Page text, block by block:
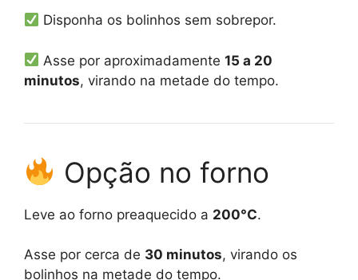
Disponha os bolinhos sem sobrepor.
Asse por aproximadamente15 a 20
minutos, virando na metade do tempo.
Opção no forno
Leve ao forno preaquecido a 200°C.
Asse por cerca de 30 minutos, virando os
bolinhos na metade do tempo.